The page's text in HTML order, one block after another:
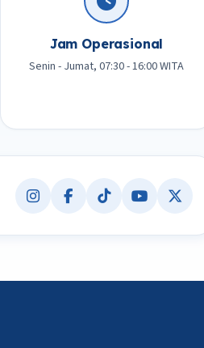
Jam Operasional
Senin - Jumat, 07:30 - 16:00 WITA